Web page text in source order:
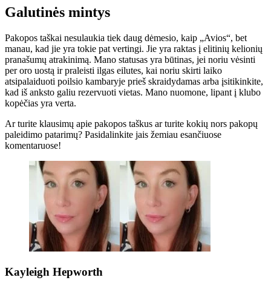
Galutinės mintys
Pakopos taškai nesulaukia tiek daug dėmesio, kaip „Avios“, bet
manau, kad jie yra tokie pat vertingi. Jie yra raktas į elitinių kelionių
pranašumų atrakinimą. Mano statusas yra būtinas, jei noriu vėsinti
per oro uostą ir praleisti ilgas eilutes, kai noriu skirti laiko
atsipalaiduoti poilsio kambaryje prieš skraidydamas arba įsitikinkite,
kad iš anksto galiu rezervuoti vietas. Mano nuomone, lipant į klubo
kopėčias yra verta.
Ar turite klausimų apie pakopos taškus ar turite kokių nors pakopų
paleidimo patarimų? Pasidalinkite jais žemiau esančiuose
komentaruose!
Kayleigh Hepworth